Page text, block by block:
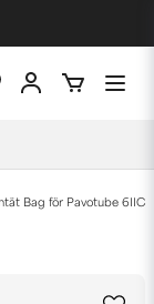
Bag för Pavotube 6IIC